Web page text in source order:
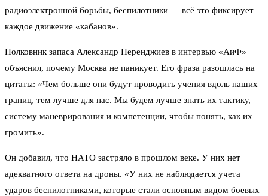
радиоэлектронной борьбы, беспилотники — всё это фиксирует
каждое движение «кабанов».
Полковник запаса Александр Перенджиев в интервью «АиФ»
объяснил, почему Москва не паникует. Его фраза разошлась на
цитаты: «Чем больше они будут проводить учения вдоль наших
границ, тем лучше для нас. Мы будем лучше знать их тактику,
систему маневрирования и компетенции, чтобы понять, как их
громить».
Он добавил, что НАТО застряло в прошлом веке. У них нет
адекватного ответа на дроны. «У них не наблюдается учета
ударов беспилотниками, которые стали основным видом боевых